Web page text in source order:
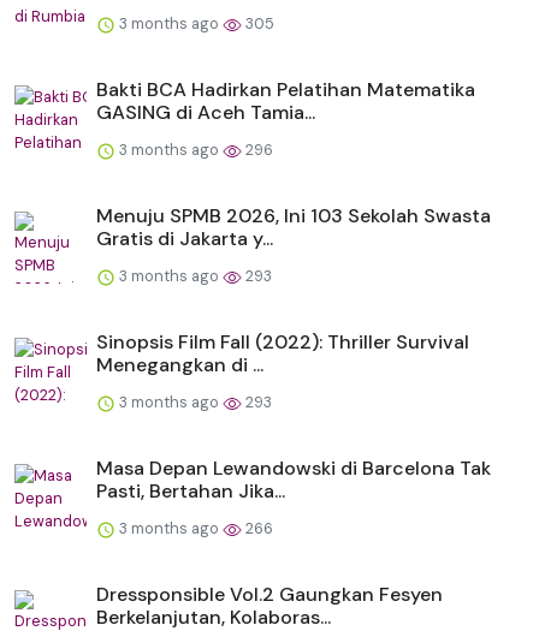
3 months ago 305
Bakti BCA Hadirkan Pelatihan Matematika
GASING di Aceh Tamia...
3 months ago 296
Menuju SPMB 2026, Ini 103 Sekolah Swasta
Gratis di Jakarta y...
3 months ago 293
Sinopsis Film Fall (2022): Thriller Survival
Menegangkan di ...
3 months ago 293
Masa Depan Lewandowski di Barcelona Tak
Pasti, Bertahan Jika...
3 months ago 266
Dressponsible Vol.2 Gaungkan Fesyen
Berkelanjutan, Kolaboras...